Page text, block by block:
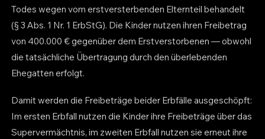
Todes wegen vom erstversterbenden Elternteil behandelt
(§ 3 Abs. 1 Nr. 1 ErbStG). Die Kinder nutzen ihren Freibetrag
von 400.000 € gegenüber dem Erstverstorbenen — obwohl
die tatsächliche Übertragung durch den überlebenden
Ehegatten erfolgt.
Damit werden die Freibeträge beider Erbfälle ausgeschöpft:
Im ersten Erbfall nutzen die Kinder ihre Freibeträge über das
Supervermächtnis, im zweiten Erbfall nutzen sie erneut ihre